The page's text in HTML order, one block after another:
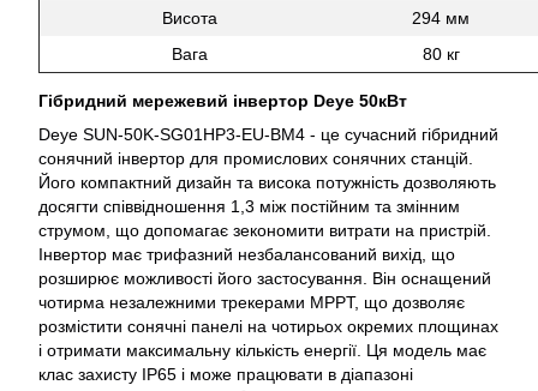
Висота
294 мм
Вага
80 кг
Гібридний мережевий інвертор Deye 50кВт
Deye SUN-50K-SG01HP3-EU-BM4 - це сучасний гібридний
сонячний інвертор для промислових сонячних станцій.
Його компактний дизайн та висока потужність дозволяють
досягти співвідношення 1,3 між постійним та змінним
струмом, що допомагає зекономити витрати на пристрій.
Інвертор має трифазний незбалансований вихід, що
розширює можливості його застосування. Він оснащений
чотирма незалежними трекерами MPPT, що дозволяє
розмістити сонячні панелі на чотирьох окремих площинах
і отримати максимальну кількість енергії. Ця модель має
клас захисту IP65 і може працювати в діапазоні